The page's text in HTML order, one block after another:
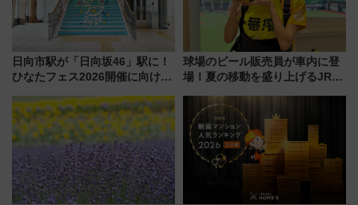
日向市駅が「日向坂46」駅に！
ひなたフェス2026開催に向けJR
全力応援 夜行列車「ドリーム
おひさま号」も走る
球場のビール販売員が車内に登
場！夏の移動を盛り上げるJR九
月7日限定 ソフトバンクホーク
スとコラボ